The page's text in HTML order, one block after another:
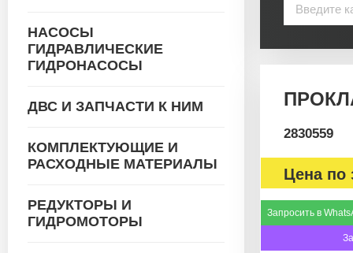
НАСОСЫ
ГИДРАВЛИЧЕСКИЕ
ГИДРОНАСОСЫ
ДВС И ЗАПЧАСТИ К НИМ
КОМПЛЕКТУЮЩИЕ И
РАСХОДНЫЕ МАТЕРИАЛЫ
РЕДУКТОРЫ И
ГИДРОМОТОРЫ
2830559
Цена по
Запросить в